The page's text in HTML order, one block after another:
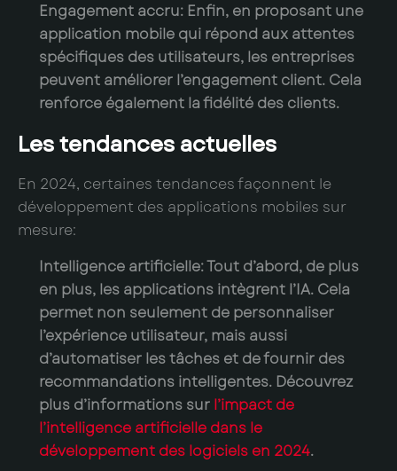
Engagement accru: Enfin, en proposant une
application mobile qui répond aux attentes
spécifiques des utilisateurs, les entreprises
peuvent améliorer l’engagement client. Cela
renforce également la fidélité des clients.
Les tendances actuelles
En 2024, certaines tendances façonnent le
développement des applications mobiles sur
mesure:
Intelligence artificielle:Tout d’abord, de plus
en plus, les applications intègrent l’IA. Cela
permet non seulement de personnaliser
l’expérience utilisateur, mais aussi
d’automatiser les tâches et de fournir des
recommandations intelligentes. Découvrez
plus d’informations sur l’impact de
l’intelligence artificielle dans le
développement des logiciels en 2024.